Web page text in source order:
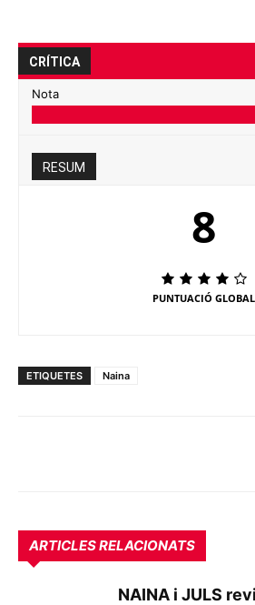
CRÍTICA
Nota
RESUM
8
PUNTUACIÓ GLOBAL
ETIQUETES Naina
ARTICLES RELACIONATS
NAINA i JULS